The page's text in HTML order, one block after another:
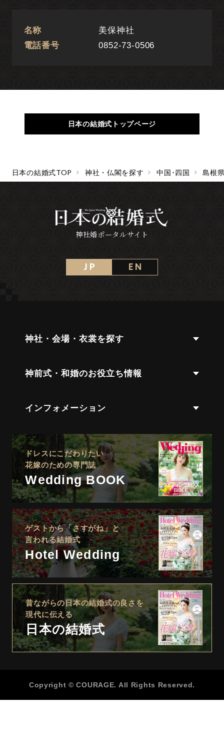
日本の結婚式TOP 神社・仏閣を探す 中国･四国 島根
名称
美保神社
電話番号
0852-73-0506
日本の結婚式トップページ
神社婚ポータルサイト
J P E N
神社・会場・衣裳を探す
神前式・和婚のお役立ち情報
インフォメーション
ドレスにこだわりたい
花嫁のための専門誌
Wedding BOOK
ゲストから「さすがね」と
言われる結婚式
Hotel Wedding
昔ながらの日本の結婚式の良さを
現代に伝える
日本の結婚式
Copyright © COURAGE. All Rights Reserved.